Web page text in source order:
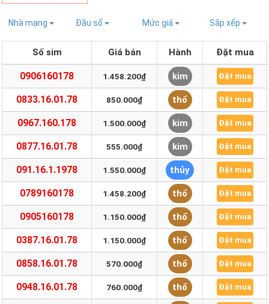
Nhà mạng Đầu số Mức giá Sắp xếp
Số sim Giá bán Hành Đặt mua
0906160178 1.458.200₫ kim Đặt mua
0833.16.01.78 850.000₫ thổ Đặt mua
0967.160.178 1.500.000₫ kim Đặt mua
0877.16.01.78 555.000₫ kim Đặt mua
091.16.1.1978 1.550.000₫ thủy Đặt mua
0789160178 1.458.200₫ thổ Đặt mua
0905160178 1.150.000₫ thổ Đặt mua
0387.16.01.78 1.150.000₫ thổ Đặt mua
0858.16.01.78 570.000₫ thổ Đặt mua
0948.16.01.78 760.000₫ thổ Đặt mua